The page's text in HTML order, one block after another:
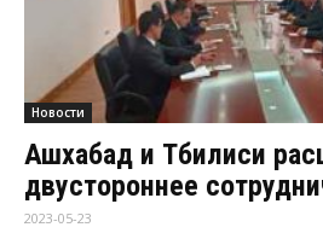
Новости
Ашхабад и Тбилиси
двустороннее
2023-05-23